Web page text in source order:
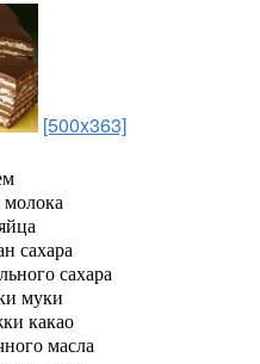
[500x363]
молока
сахара
сахара
муки
какао
масла